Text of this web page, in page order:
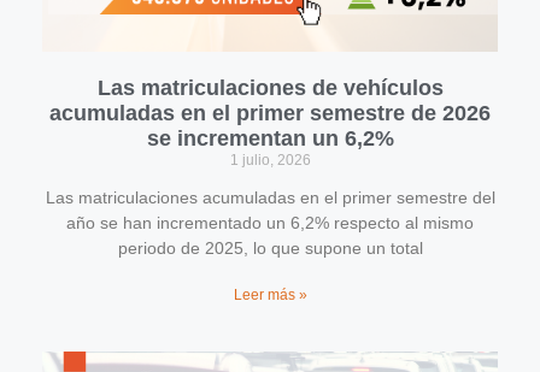
Las matriculaciones de vehículos
acumuladas en el primer semestre de 2026
se incrementan un 6,2%
1 julio, 2026
Las matriculaciones acumuladas en el primer semestre del
año se han incrementado un 6,2% respecto al mismo
periodo de 2025, lo que supone un total
Leer más »